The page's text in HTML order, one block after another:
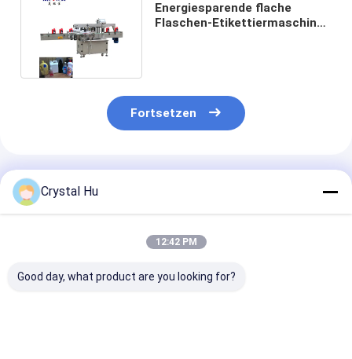
Energiesparende flache
Flaschen-Etikettiermaschine
Fortsetzen
Empfohlene Produkte
Crystal Hu
12:42 PM
Good day, what product are you looking for?